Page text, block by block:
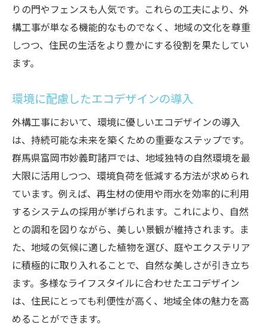
りの門やフェンスも人気です。これらの工夫により、外
構工事が単なる機能的なものでなく、地域の文化を尊重
しつつ、住民の生活をより豊かにする役割を果たしてい
ます。
環境に配慮したエコデザインの導入
外構工事において、環境に優しいエコデザインの導入
は、持続可能な未来を築くための重要なステップです。
群馬県富岡市妙義町諸戸では、地域独特の自然環境を最
大限に活用しつつ、環境負荷を低減する方法が求められ
ています。例えば、再生材の使用や雨水を効率的に利用
するシステムの採用が挙げられます。これにより、自然
との調和を図りながら、美しい景観が維持されます。ま
た、地域の気候に適した植物を選び、庭やエクステリア
に積極的に取り入れることで、自然な美しさが引き立ち
ます。多様なライフスタイルに合わせたエコデザイン
は、住民にとっても利便性が高く、地域全体の魅力を高
めることができます。